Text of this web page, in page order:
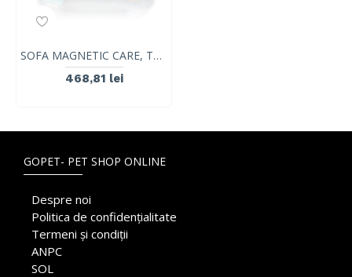
SOFA MAGNETIC CARE, Turcoaz, VetExpert, marimea M 50 x 40 cm
468,81 lei
GOPET- PET SHOP ONLINE
Despre noi
Politica de confidențialitate
Termeni și condiții
ANPC
SOL